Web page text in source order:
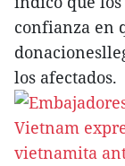
confianza en
los afectados.